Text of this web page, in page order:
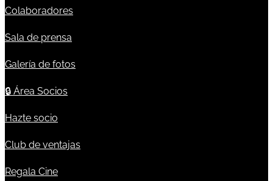
Colaboradores
Sala de prensa
Galería de fotos
🔒 Área Socios
Hazte socio
Club de ventajas
Regala Cine